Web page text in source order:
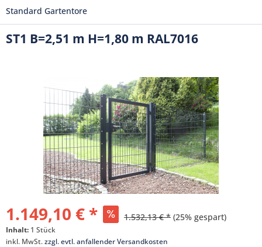
Standard Gartentore
ST1 B=2,51 m H=1,80 m RAL7016
1.149,10 € * 1.532,13 € * (25% gespart)
Inhalt: 1 Stück
inkl. MwSt.zzgl. evtl. anfallender Versandkosten